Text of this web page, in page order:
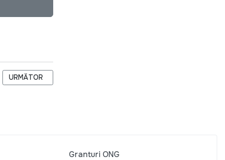
ÎMPOTRIVA VIOLENȚEI FEMEILOR"
ARTICOLUL URMĂTOR: CU SPRIJINUL UE, A.O. C.R.D.C.
URMĂTOR
Granturi ONG